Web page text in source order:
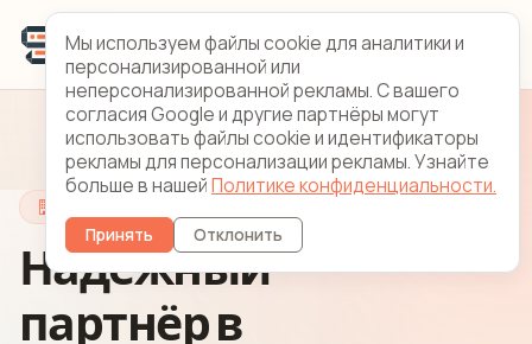
Надёжный
партнёр в
Мы используем файлы cookie для аналитики и
персонализированной или
неперсонализированной рекламы. С вашего
согласия Google и другие партнёры могут
использовать файлы cookie и идентификаторы
рекламы для персонализации рекламы. Узнайте
больше в нашейПолитике конфиденциальности.
Принять Отклонить